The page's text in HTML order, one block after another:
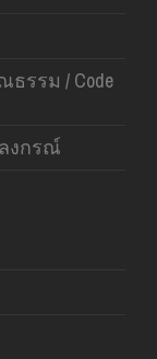
รรม / Code
งกรณ์